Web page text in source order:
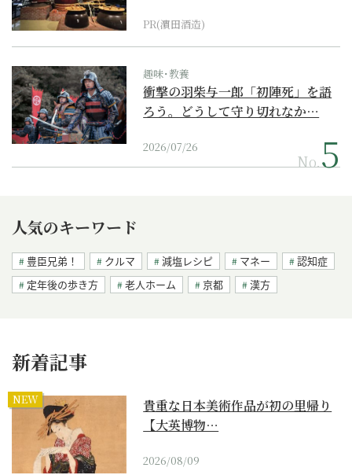
PR(濵田酒造)
趣味･教養
衝撃の羽柴与一郎「初陣死」を語
ろう。どうして守り切れなか…
2026/07/26
No.
人気のキーワード
豊臣兄弟！ クルマ 減塩レシピ マネー
認知症
定年後の歩き方
老人ホーム 京都 漢方
新着記事
NEW
貴重な日本美術作品が初の里帰り
【大英博物…
2026/08/09